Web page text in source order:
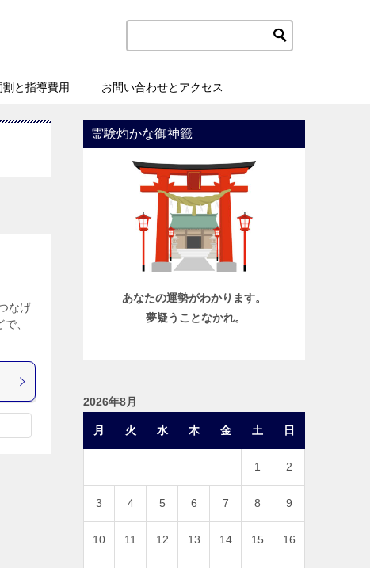
割と指導費用 お問い合わせとアクセス
なげ
、
霊験灼かな御神籤
あなたの運勢がわかります。
夢疑うことなかれ。
2026年8月
月 火 水 木 金 土 日
1 2
3 4 5 6 7 8 9
10 11 12 13 14 15 16